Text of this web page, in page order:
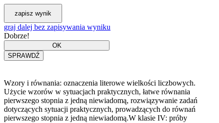
graj dalej bez zapisywania wyniku
Dobrze!
Wzory i równania: oznaczenia literowe wielkości liczbowych.
Użycie wzorów w sytuacjach praktycznych, łatwe równania
pierwszego stopnia z jedną niewiadomą, rozwiązywanie zadań
dotyczących sytuacji praktycznych, prowadzących do równań
pierwszego stopnia z jedną niewiadomą.W klasie IV: próby